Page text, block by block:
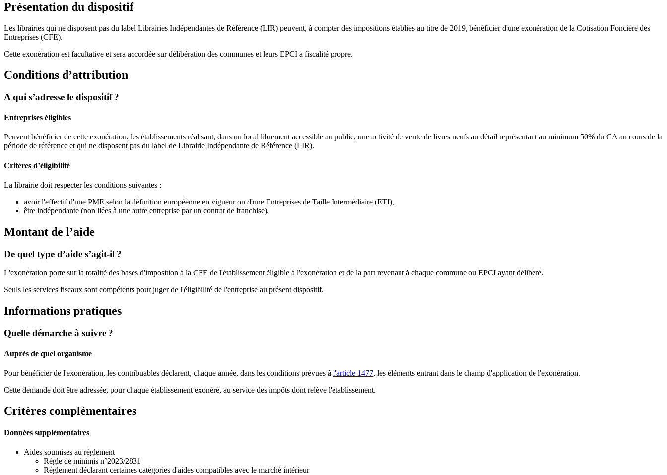
Présentation du dispositif
Les librairies qui ne disposent pas du label Librairies Indépendantes de Référence (LIR) peuvent, à compter des impositions établies au titre de 2019, bénéficier d'une exonération de la Cotisation Foncière des
Entreprises (CFE).
Cette exonération est facultative et sera accordée sur délibération des communes et leurs EPCI à fiscalité propre.
Conditions d’attribution
A qui s’adresse le dispositif ?
Entreprises éligibles
Peuvent bénéficier de cette exonération, les établissements réalisant, dans un local librement accessible au public, une activité de vente de livres neufs au détail représentant au minimum 50% du CA au cours de la
période de référence et qui ne disposent pas du label de Librairie Indépendante de Référence (LIR).
Critères d’éligibilité
La librairie doit respecter les conditions suivantes :
avoir l'effectif d'une PME selon la définition européenne en vigueur ou d'une Entreprises de Taille Intermédiaire (ETI),
être indépendante (non liées à une autre entreprise par un contrat de franchise).
Montant de l’aide
De quel type d’aide s’agit-il ?
L'exonération porte sur la totalité des bases d'imposition à la CFE de l'établissement éligible à l'exonération et de la part revenant à chaque commune ou EPCI ayant délibéré.
Seuls les services fiscaux sont compétents pour juger de l'éligibilité de l'entreprise au présent dispositif.
Informations pratiques
Quelle démarche à suivre ?
Auprès de quel organisme
Pour bénéficier de l'exonération, les contribuables déclarent, chaque année, dans les conditions prévues à l'article 1477, les éléments entrant dans le champ d'application de l'exonération.
Cette demande doit être adressée, pour chaque établissement exonéré, au service des impôts dont relève l'établissement.
Critères complémentaires
Données supplémentaires
Aides soumises au règlement
Règle de minimis n°2023/2831
Règlement déclarant certaines catégories d'aides compatibles avec le marché intérieur